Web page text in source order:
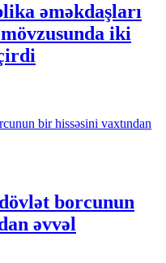
əməkdaşları
iki
borcunun
əvvəl